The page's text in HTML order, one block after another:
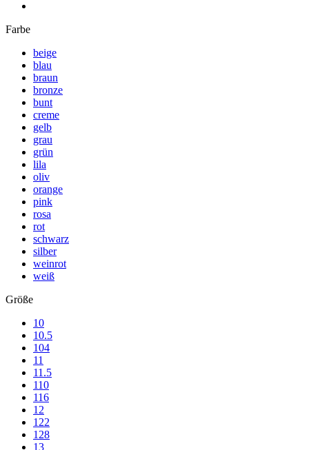
Farbe
beige
blau
braun
bronze
bunt
creme
gelb
grau
grün
lila
oliv
orange
pink
rosa
rot
schwarz
silber
weinrot
weiß
Größe
10
10.5
104
11
11.5
110
116
12
122
128
13